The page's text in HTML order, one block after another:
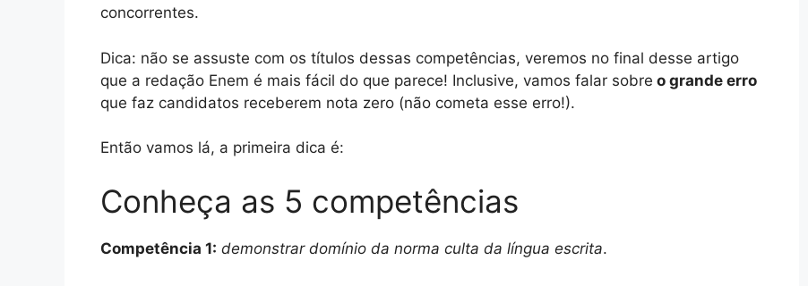
concorrentes.
Dica: não se assuste com os títulos dessas competências, veremos no final desse artigo
que a redação Enem é mais fácil do que parece! Inclusive, vamos falar sobre o grande erro
que faz candidatos receberem nota zero (não cometa esse erro!).
Então vamos lá, a primeira dica é:
Conheça as 5 competências
Competência 1: demonstrar domínio da norma culta da língua escrita.